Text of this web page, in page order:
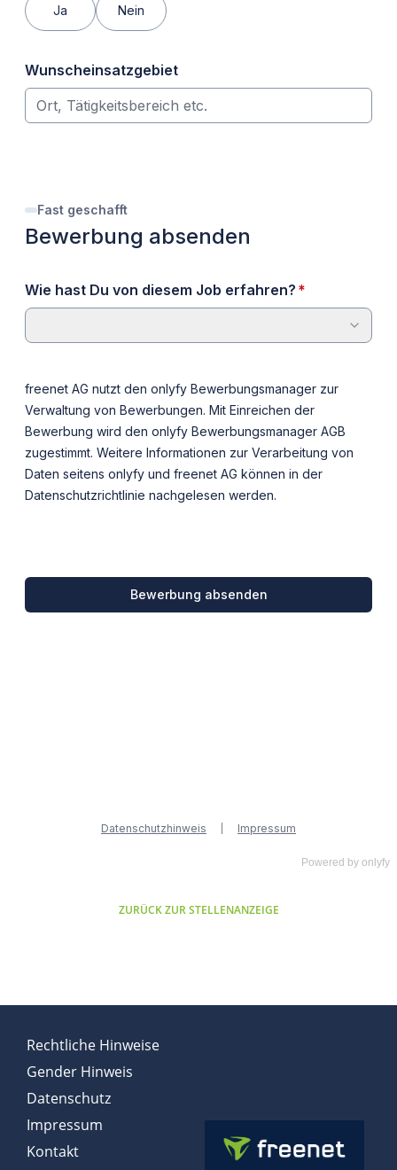
Powered by onlyfy
ZURÜCK ZUR STELLENANZEIGE
Rechtliche Hinweise
Gender Hinweis
Datenschutz
Impressum
Kontakt